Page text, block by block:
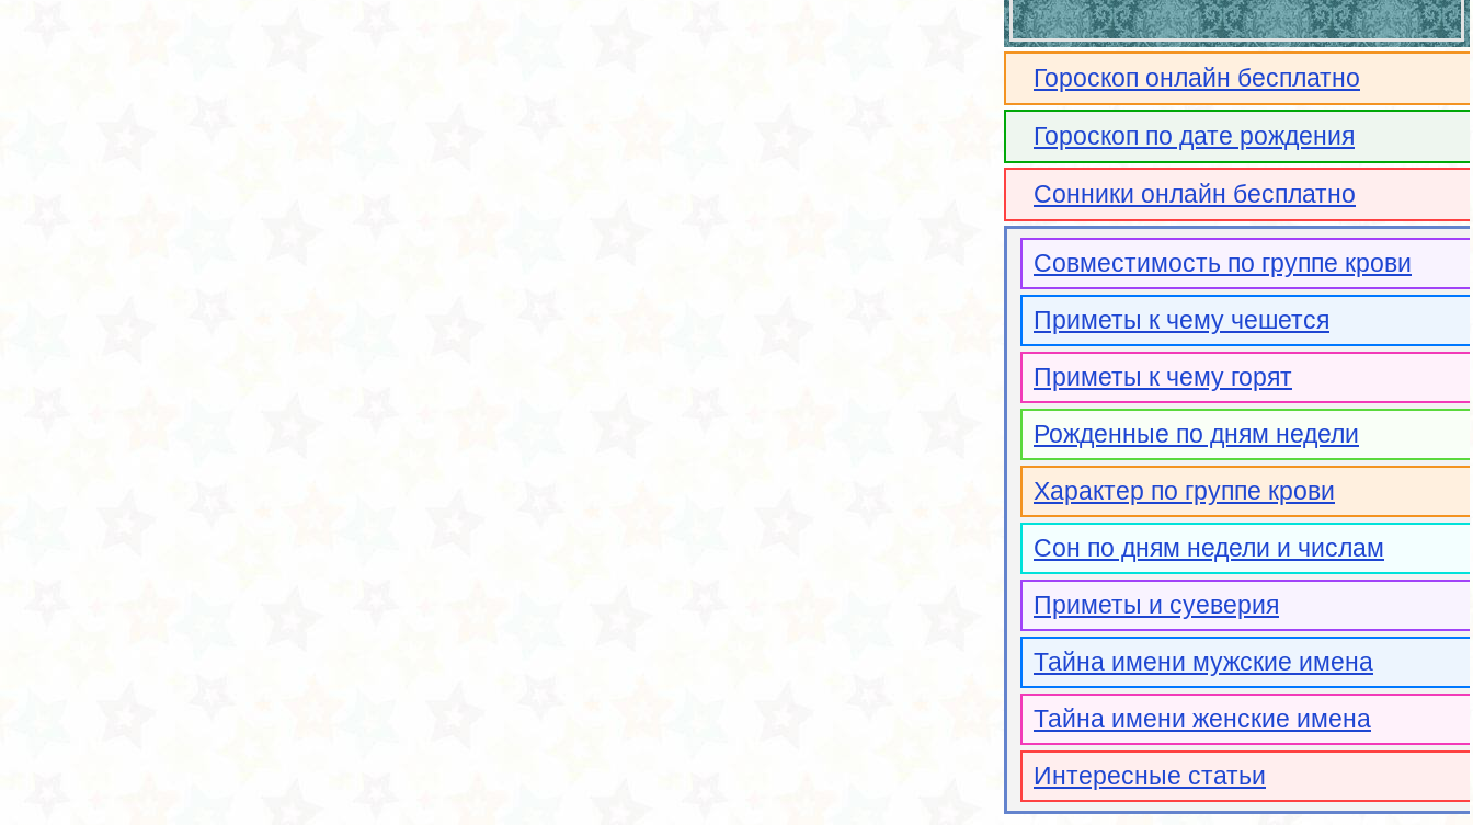
Гороскоп онлайн бесплатно
Гороскоп по дате рождения
Сонники онлайн бесплатно
Совместимость по группе крови
Приметы к чему чешется
Приметы к чему горят
Рожденные по дням недели
Характер по группе крови
Сон по дням недели и числам
Приметы и суеверия
Тайна имени мужские имена
Тайна имени женские имена
Интересные статьи